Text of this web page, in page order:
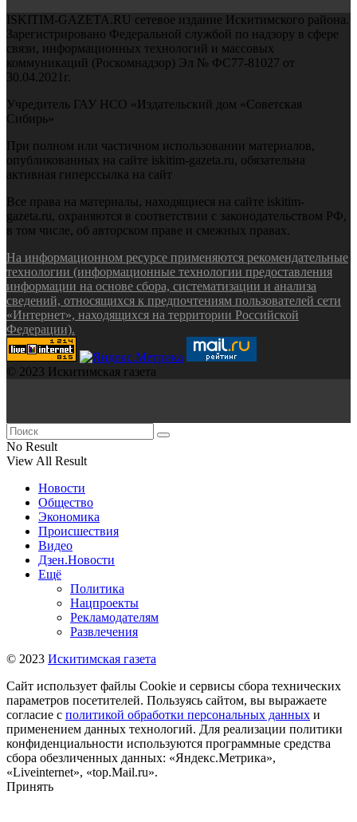
ISKITIM-GAZETA.RU сетевое издание Искитимского района.
Зарегистрировано Федеральной службой по надзору в сфере
связи, информационных технологий и массовых
коммуникаций (Роскомнадзор) Эл № ФС77-81027 от
30.04.2021г.
Учредитель ГАУ НСО «Издательский дом «Советская
Сибирь»
При полном или частичном использовании материалов,
опубликованных на сайте iskitim-gazeta.ru, обязательна
активная гиперссылка на сайт
Все права на материалы, находящиеся на сайте iskitim-
gazeta.ru, охраняются в соответствии с законодательством РФ,
в том числе, об авторском праве и смежных правах.
На информационном ресурсе применяются рекомендательные
технологии (информационные технологии предоставления
информации на основе сбора, систематизации и анализа
сведений, относящихся к предпочтениям пользователей сети
«Интернет», находящихся на территории Российской
Федерации).
© 2023 Искитимская газета
No Result
View All Result
Новости
Общество
Экономика
Происшествия
Видео
Дзен.Новости
Ещё
Политика
Нацпроекты
Рекламодателям
Развлечения
© 2023 Искитимская газета
Сайт использует файлы Cookie и сервисы сбора технических
параметров посетителей. Пользуясь сайтом, вы выражаете
согласие с политикой обработки персональных данных и
применением данных технологий. Для реализации политики
конфиденциальности используются программные средства
сбора обезличенных данных: «Яндекс.Метрика»,
«Liveinternet», «top.Mail.ru».
Принять